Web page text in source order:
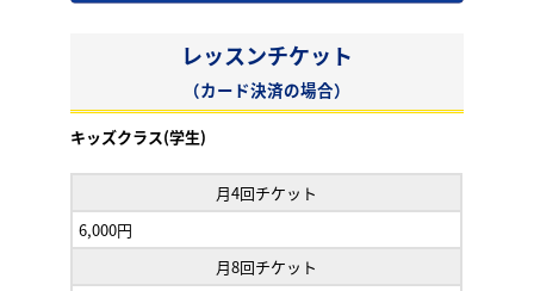
レッスンチケット
（カード決済の場合）
キッズクラス(学生)
月4回チケット
6,000円
月8回チケット